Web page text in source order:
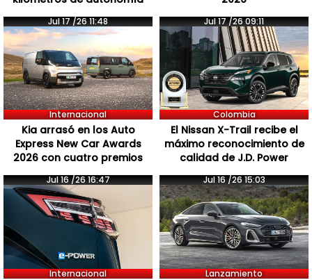
Jul 17 /26 11:48
Internacional
Kia arrasó en los Auto
Express New Car Awards
2026 con cuatro premios
Jul 17 /26 09:11
Colombia
El Nissan X-Trail recibe el
máximo reconocimiento de
calidad de J.D. Power
Jul 16 /26 16:47
Internacional
Jul 16 /26 15:03
Lanzamiento